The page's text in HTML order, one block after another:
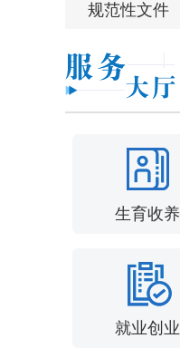
规范性文件
生育收养
就业创业